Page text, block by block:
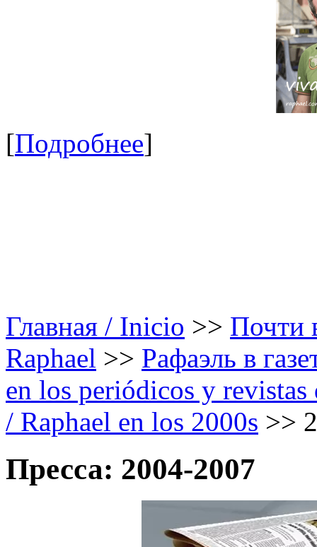
[Подробнее]
Главная / Inicio >> Почти
Raphael >> Рафаэль в
en los periódicos y
/ Raphael en los 2000s >>
Пресса: 2004-2007